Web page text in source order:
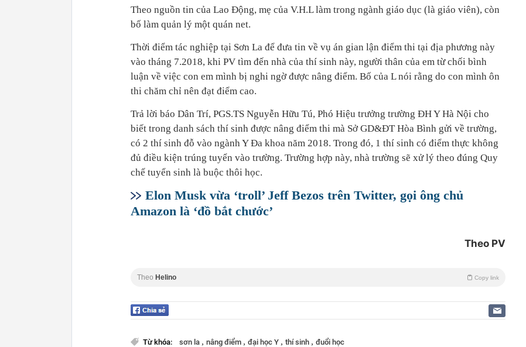
Theo nguồn tin của Lao Động, mẹ của V.H.L làm trong ngành giáo dục (là giáo viên), còn
bố làm quản lý một quán net.
Thời điểm tác nghiệp tại Sơn La để đưa tin về vụ án gian lận điểm thi tại địa phương này
vào tháng 7.2018, khi PV tìm đến nhà của thí sinh này, người thân của em từ chối bình
luận về việc con em mình bị nghi ngờ được nâng điểm. Bố của L nói rằng do con mình ôn
thi chăm chỉ nên đạt điểm cao.
Trả lời báo Dân Trí, PGS.TS Nguyễn Hữu Tú, Phó Hiệu trưởng trường ĐH Y Hà Nội cho
biết trong danh sách thí sinh được nâng điểm thi mà Sở GD&ĐT Hòa Bình gửi về trường,
có 2 thí sinh đỗ vào ngành Y Đa khoa năm 2018. Trong đó, 1 thí sinh có điểm thực không
đủ điều kiện trúng tuyển vào trường. Trường hợp này, nhà trường sẽ xử lý theo đúng Quy
chế tuyển sinh là buộc thôi học.
Elon Musk vừa ‘troll’ Jeff Bezos trên Twitter, gọi ông chủ
Amazon là ‘đồ bắt chước’
Theo PV
Theo Helino Copy link
Từ khóa: sơn la , nâng điểm , đại học Y , thí sinh , đuổi học